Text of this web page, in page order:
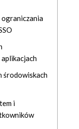
ograniczania
środowiskach
i